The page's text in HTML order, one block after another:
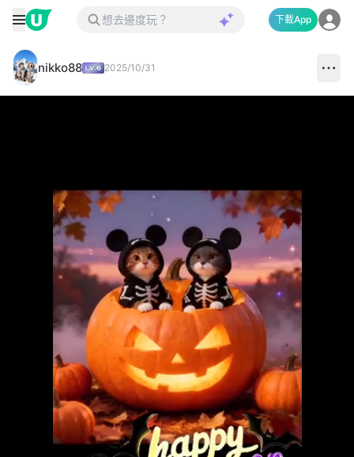
下載App
nikko88 2025/10/31